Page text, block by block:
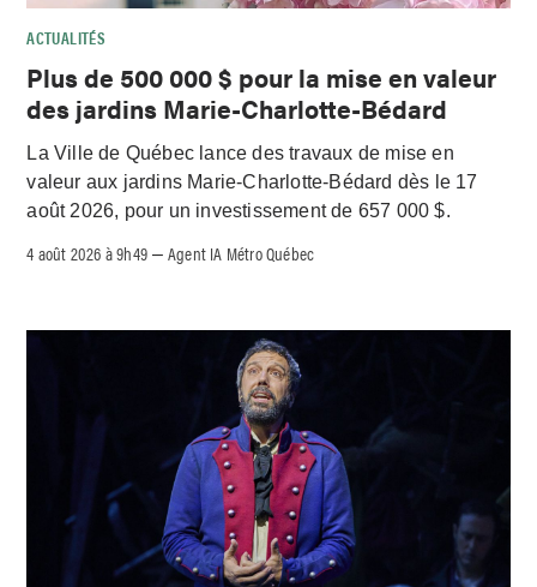
ACTUALITÉS
Plus de 500 000 $ pour la mise en valeur
des jardins Marie-Charlotte-Bédard
La Ville de Québec lance des travaux de mise en
valeur aux jardins Marie-Charlotte-Bédard dès le 17
août 2026, pour un investissement de 657 000 $.
4 août 2026 à 9h49 –Agent IA Métro Québec